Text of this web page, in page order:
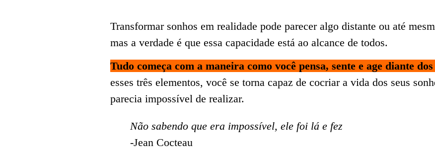
Transformar sonhos em realidade pode parecer algo distante ou até
mas a verdade é que essa capacidade está ao alcance de todos.
Tudo começa com a maneira como você pensa, sente e age diante dos
esses três elementos, você se torna capaz de cocriar a vida dos seus
parecia impossível de realizar.
Não sabendo que era impossível, ele foi lá e fez
-Jean Cocteau